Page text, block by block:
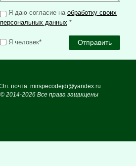
Я даю согласие на обработку своих
персональных данных *
Я человек*
Эл. почта: mirspecodejdi@yandex.ru
© 2014-2026 Все права защищены